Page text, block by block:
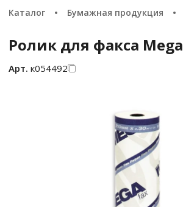
Каталог Бумажная продукция
Ролик для факса
Арт. к054492